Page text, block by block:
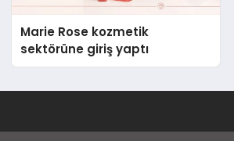
Marie Rose kozmetik
sektörüne giriş yaptı